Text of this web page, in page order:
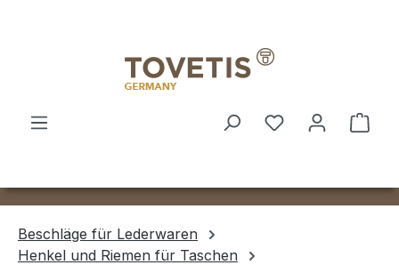
Beschläge für Lederwaren
Henkel und Riemen für Taschen